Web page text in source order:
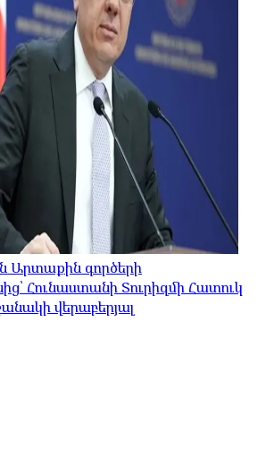
Արտաքին գործերի
Հունաստանի Տուրիզմի Հատուկ
վերաբերյալ